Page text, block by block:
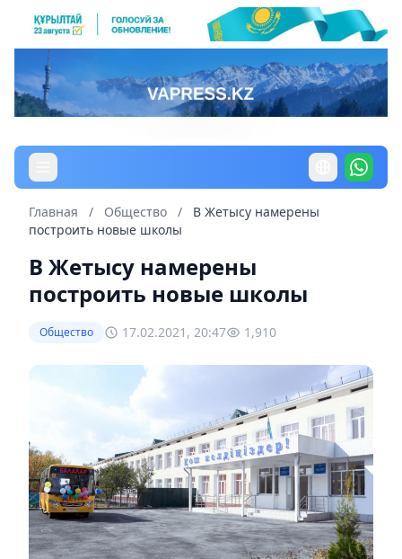
Главная / Общество /
В Жетысу намерены
построить новые школы
В Жетысу намерены
построить новые школы
Общество 17.02.2021, 20:47 1,910